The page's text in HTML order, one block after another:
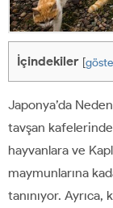
İçindekiler [
Japonya’da
tavşan
hayvanlara ve
maymunlarına
tanınıyor.